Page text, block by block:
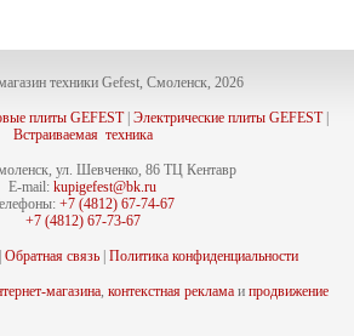
техники Gefest, Смоленск, 2026
плиты GEFEST| Электрические плиты GEFEST|
Встраиваемая техника
ул. Шевченко, 86 ТЦ Кентавр
E-mail: kupigefest@bk.ru
+7 (4812) 67-74-67
+7 (4812) 67-73-67
Обратная связь Политика конфиденциальности
магазина, контекстная рекламаи продвижение